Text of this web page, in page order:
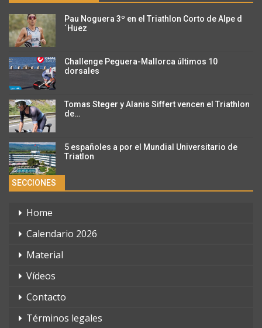
Pau Noguera 3º en el Triathlon Corto de Alpe d
´Huez
Challenge Peguera-Mallorca últimos 10
dorsales
Tomas Steger y Alanis Siffert vencen el Triathlon
de…
5 españoles a por el Mundial Universitario de
Triatlon
SECCIONES
Home
Calendario 2026
Material
Vídeos
Contacto
Términos legales